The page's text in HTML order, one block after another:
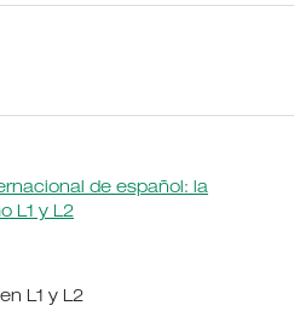
de español: la
L1 y L2
L1 y L2